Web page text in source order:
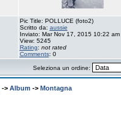
Pic Title: POLLUCE (foto2)
Scritto da: aussie
Inviato: Mar Nov 17, 2015 10:22 am
View: 5245
Rating: not rated
Comments: 0
Seleziona un ordine:
-> Album -> Montagna